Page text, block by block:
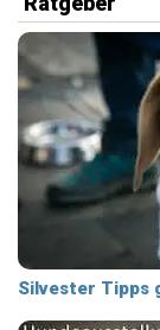
Silvester Tipps